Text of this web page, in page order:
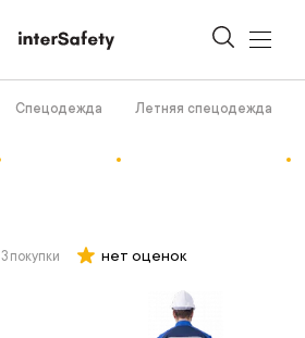
Спецодежда Летняя спецодежда
3 покупки нет оценок